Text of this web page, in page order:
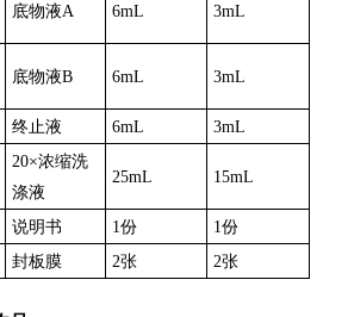
底物液A 6mL 3mL
底物液B 6mL 3mL
终止液 6mL 3mL
20×浓缩洗
涤液
25mL 15mL
说明书 1份
1份
封板膜 2张 2张